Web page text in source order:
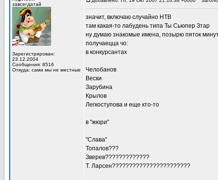
завсегдатай
Зарегистрирован:
23.12.2004
Сообщения: 8516
Откуда: сами мы не местные
значит, включаю случайно НТВ
там какая-то лабудень типа Ты Сьюпер Зтар
ну думаю знакомые имена, позырю пяток
получаецца чо:
в конкурсантах
Челобанов
Вески
Зарубина
Крылов
Легкоступова и еще кто-то
в "жюри"
"Слава"
Топалов???
Зверев?????????????
Т. Ларсен???????????????????????